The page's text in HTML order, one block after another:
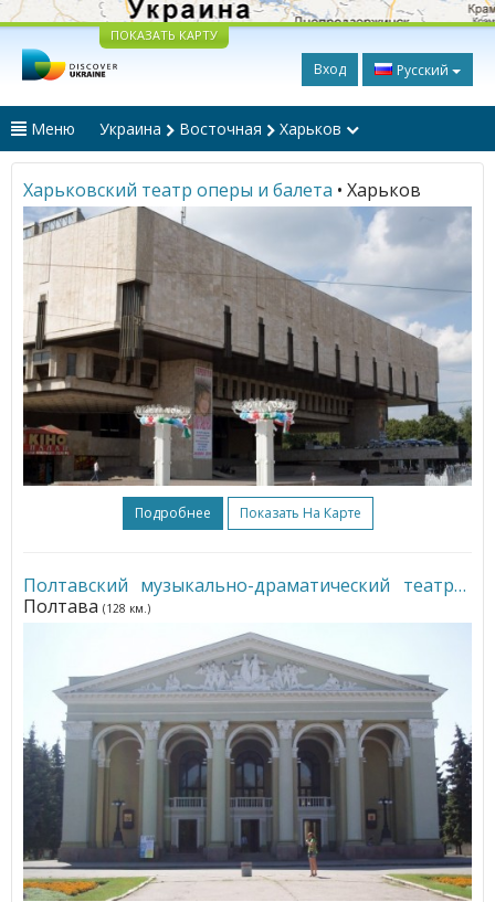
ПОКАЗАТЬ КАРТУ
Вход Русский
Меню Украина Восточная Харьков
Харьковский театр оперы и балета • Харьков
Подробнее Показать На Карте
Полтавский музыкально-драматический театр
Полтава (128 км.)